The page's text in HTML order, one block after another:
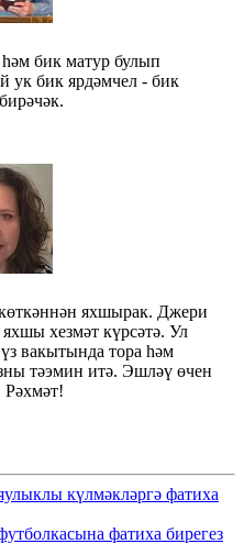
бик матур булып
ук ​​бик ярдәмчел - бик
яхшырак. Джери
хезмәт күрсәтә. Ул
вакытында тора һәм
тәэмин итә. Эшләү өчен
күлмәкләргә фатиха
фатиха бирегез